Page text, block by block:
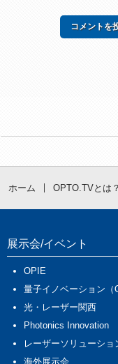
ホーム OPTO.TVとは？